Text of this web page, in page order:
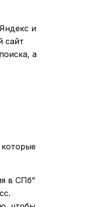
и
сайт
а
которые
в СПб”